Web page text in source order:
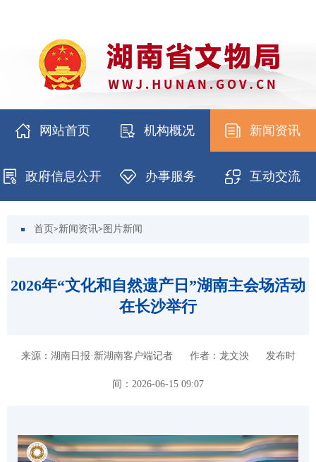
网站首页 机构概况 新闻资讯
政府信息公开 办事服务 互动交流
首页 >新闻资讯> 图片新闻
2026年“文化和自然遗产日”湖南主会场活动
在长沙举行
来源：湖南日报·新湖南客户端记者 作者：龙文泱 发布时
间：2026-06-15 09:07